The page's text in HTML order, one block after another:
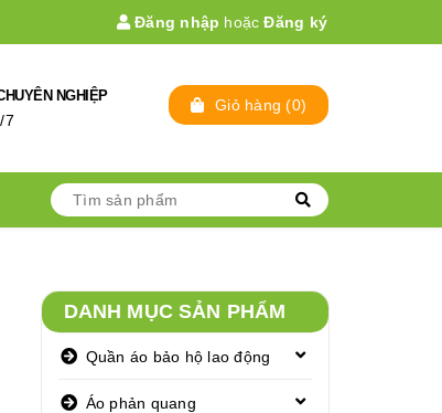
Đăng nhập hoặc Đăng ký
NGHIỆP
7
Giỏ hàng (0)
DANH MỤC SẢN PHẨM
Quần áo bảo hộ lao động
Áo phản quang